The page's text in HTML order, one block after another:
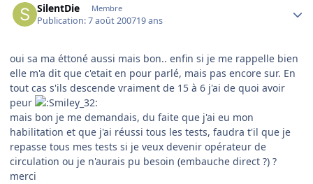
SilentDie Membre
Publication:7 août 200719 ans
oui sa ma éttoné aussi mais bon.. enfin si je me rappelle bien
elle m'a dit que c'etait en pour parlé, mais pas encore sur. En
tout cas s'ils descende vraiment de 15 à 6 j'ai de quoi avoir
peur
mais bon je me demandais, du faite que j'ai eu mon
habilitation et que j'ai réussi tous les tests, faudra t'il que je
repasse tous mes tests si je veux devenir opérateur de
circulation ou je n'aurais pu besoin (embauche direct ?) ?
merci